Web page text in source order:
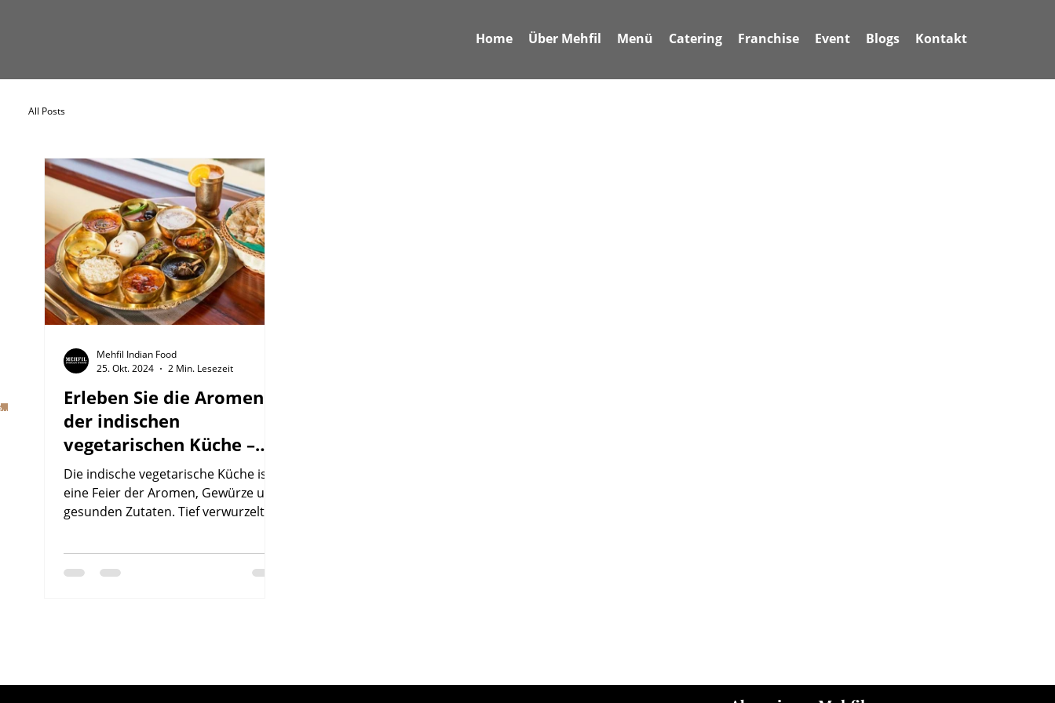
Home Über Mehfil Menü Catering Franchise Event Blogs Kontakt
All Posts
Erleben Sie die Aromen
der indischen
vegetarischen Küche –
Ein Fest der Tradition
und Gewürze
Die indische vegetarische Küche ist
eine Feier der Aromen, Gewürze und
gesunden Zutaten. Tief verwurzelt in
Mehfil Indian Food
25. Okt. 2024
2 Min. Lesezeit
Bestellen